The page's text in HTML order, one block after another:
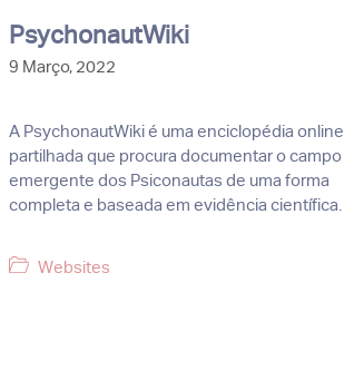
PsychonautWiki
9 Março, 2022
A PsychonautWiki é uma enciclopédia online
partilhada que procura documentar o campo
emergente dos Psiconautas de uma forma
completa e baseada em evidência científica.
Categorias
Websites